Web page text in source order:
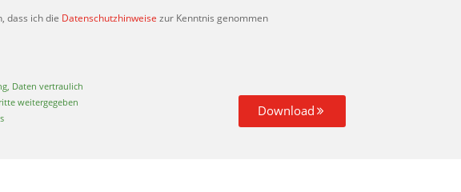
dass ich die Datenschutzhinweise zur Kenntnis genommen
Daten vertraulich
weitergegeben
Download